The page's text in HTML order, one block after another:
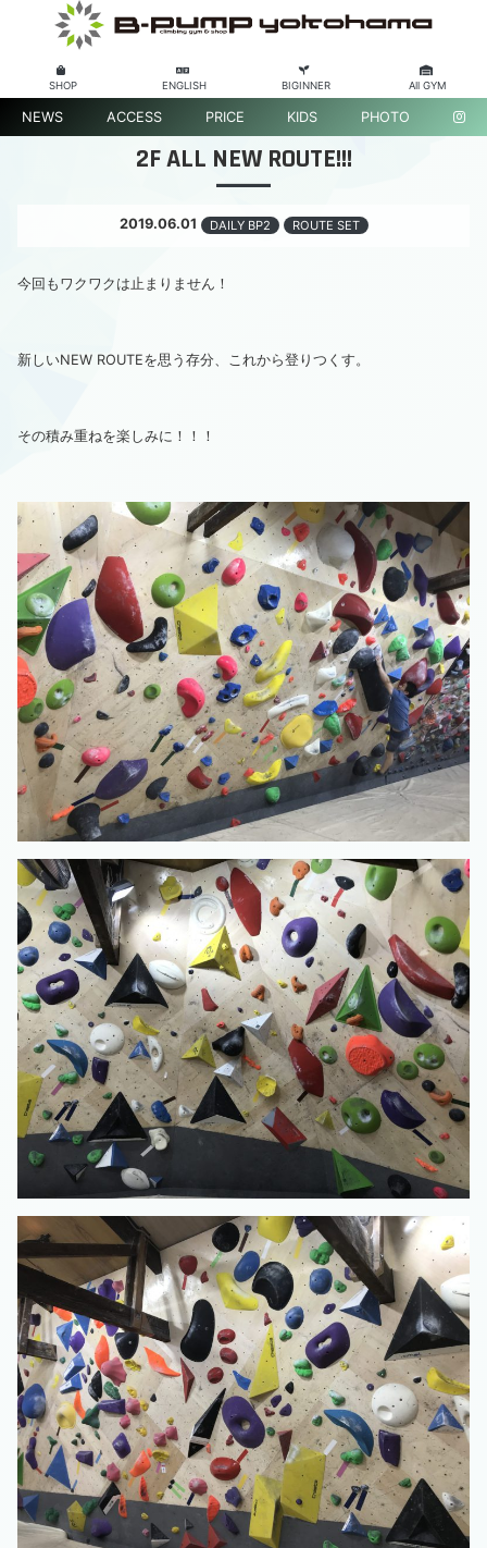
SHOP ENGLISH BIGINNER All GYM
NEWS ACCESS PRICE KIDS PHOTO
2F ALL NEW ROUTE!!!
2019.06.01 DAILY BP2 ROUTE SET
今回もワクワクは止まりません！
新しいNEW ROUTEを思う存分、これから登りつくす。
その積み重ねを楽しみに！！！